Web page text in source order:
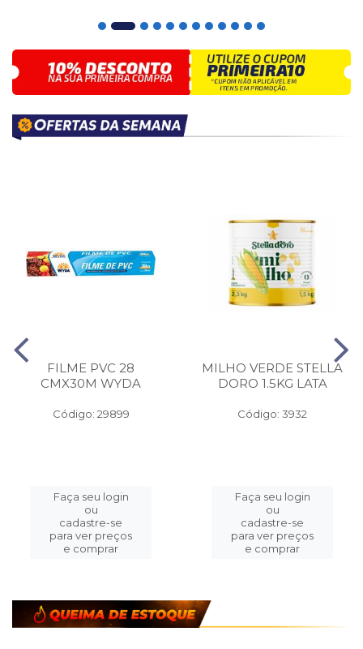
FILME PVC 28
CMX30M WYDA
Código: 29899
Faça seu login
ou
cadastre-se
para ver preços
e comprar
MILHO VERDE STELLA
DORO 1.5KG LATA
Código: 3932
Faça seu login
ou
cadastre-se
para ver preços
e comprar